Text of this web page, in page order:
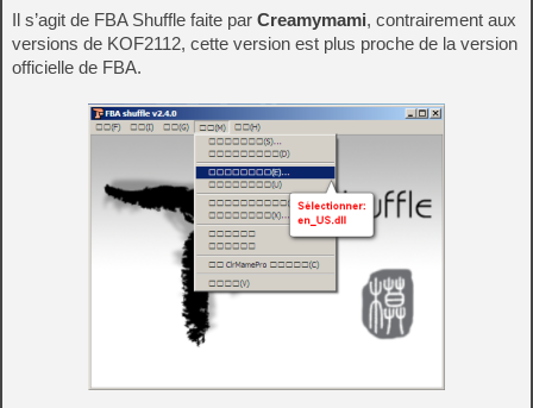
Il s’agit de FBA Shuffle faite par Creamymami, contrairement aux
versions de KOF2112, cette version est plus proche de la version
officielle de FBA.